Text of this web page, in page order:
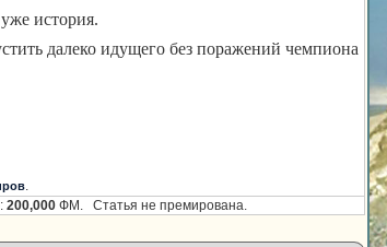
история.
далеко идущего без поражений чемпиона
.
200,000 ФМ. Статья не премирована.